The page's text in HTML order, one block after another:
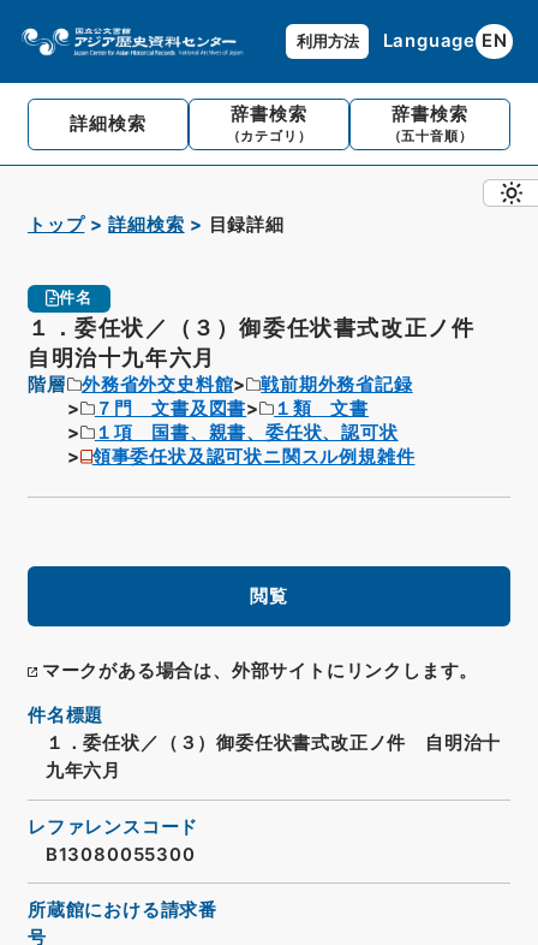
利用方法 Language EN
詳細検索 辞書検索
（カテゴリ）
辞書検索
（五十音順）
トップ 詳細検索 目録詳細
件名
１．委任状／（３）御委任状書式改正ノ件
自明治十九年六月
階層 外務省外交史料館
戦前期外務省記録
７門 文書及図書
１類 文書
１項 国書、親書、委任状、認可状
領事委任状及認可状ニ関スル例規雑件
閲覧
マークがある場合は、外部サイトにリンクします。
件名標題
１．委任状／（３）御委任状書式改正ノ件 自明治十
九年六月
レファレンスコード
B13080055300
所蔵館における請求番
号